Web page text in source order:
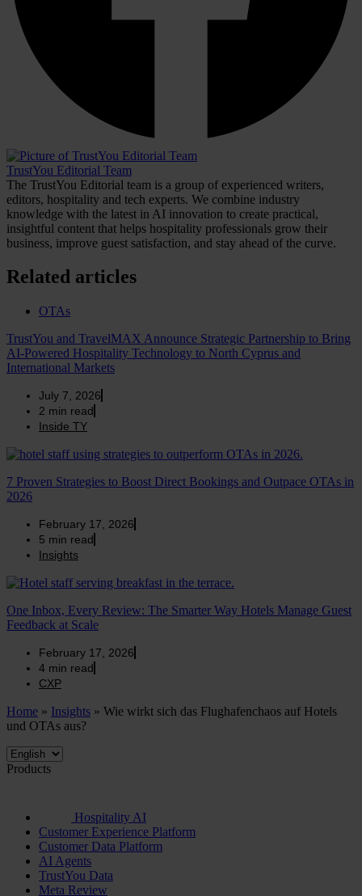
TrustYou Editorial Team
The TrustYou Editorial team is a group of experienced writers,
editors, hospitality and tech experts. We combine industry
knowledge with the latest in AI innovation to create practical,
insightful content that helps hospitality professionals grow their
business, improve guest satisfaction, and stay ahead of the curve.
Related articles
OTAs
TrustYou and TravelMAX Announce Strategic Partnership to Bring
AI-Powered Hospitality Technology to North Cyprus and
International Markets
July 7, 2026
2 min read
Inside TY
7 Proven Strategies to Boost Direct Bookings and Outpace OTAs in
2026
February 17, 2026
5 min read
Insights
One Inbox, Every Review: The Smarter Way Hotels Manage Guest
Feedback at Scale
February 17, 2026
4 min read
CXP
Home » Insights » Wie wirkt sich das Flughafenchaos auf Hotels
und OTAs aus?
Products
Hospitality AI
Customer Experience Platform
Customer Data Platform
AI Agents
TrustYou Data
Meta Review